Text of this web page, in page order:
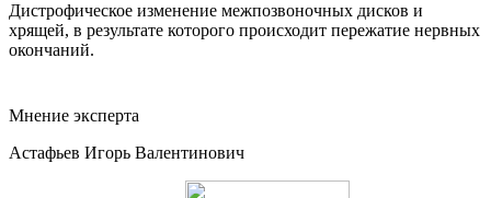
Дистрофическое изменение межпозвоночных дисков и
хрящей, в результате которого происходит пережатие нервных
окончаний.
Мнение эксперта
Астафьев Игорь Валентинович